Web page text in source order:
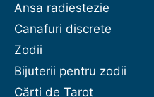
Ansa radiestezie
Canafuri discrete
Zodii
Bijuterii pentru zodii
Cărți de Tarot